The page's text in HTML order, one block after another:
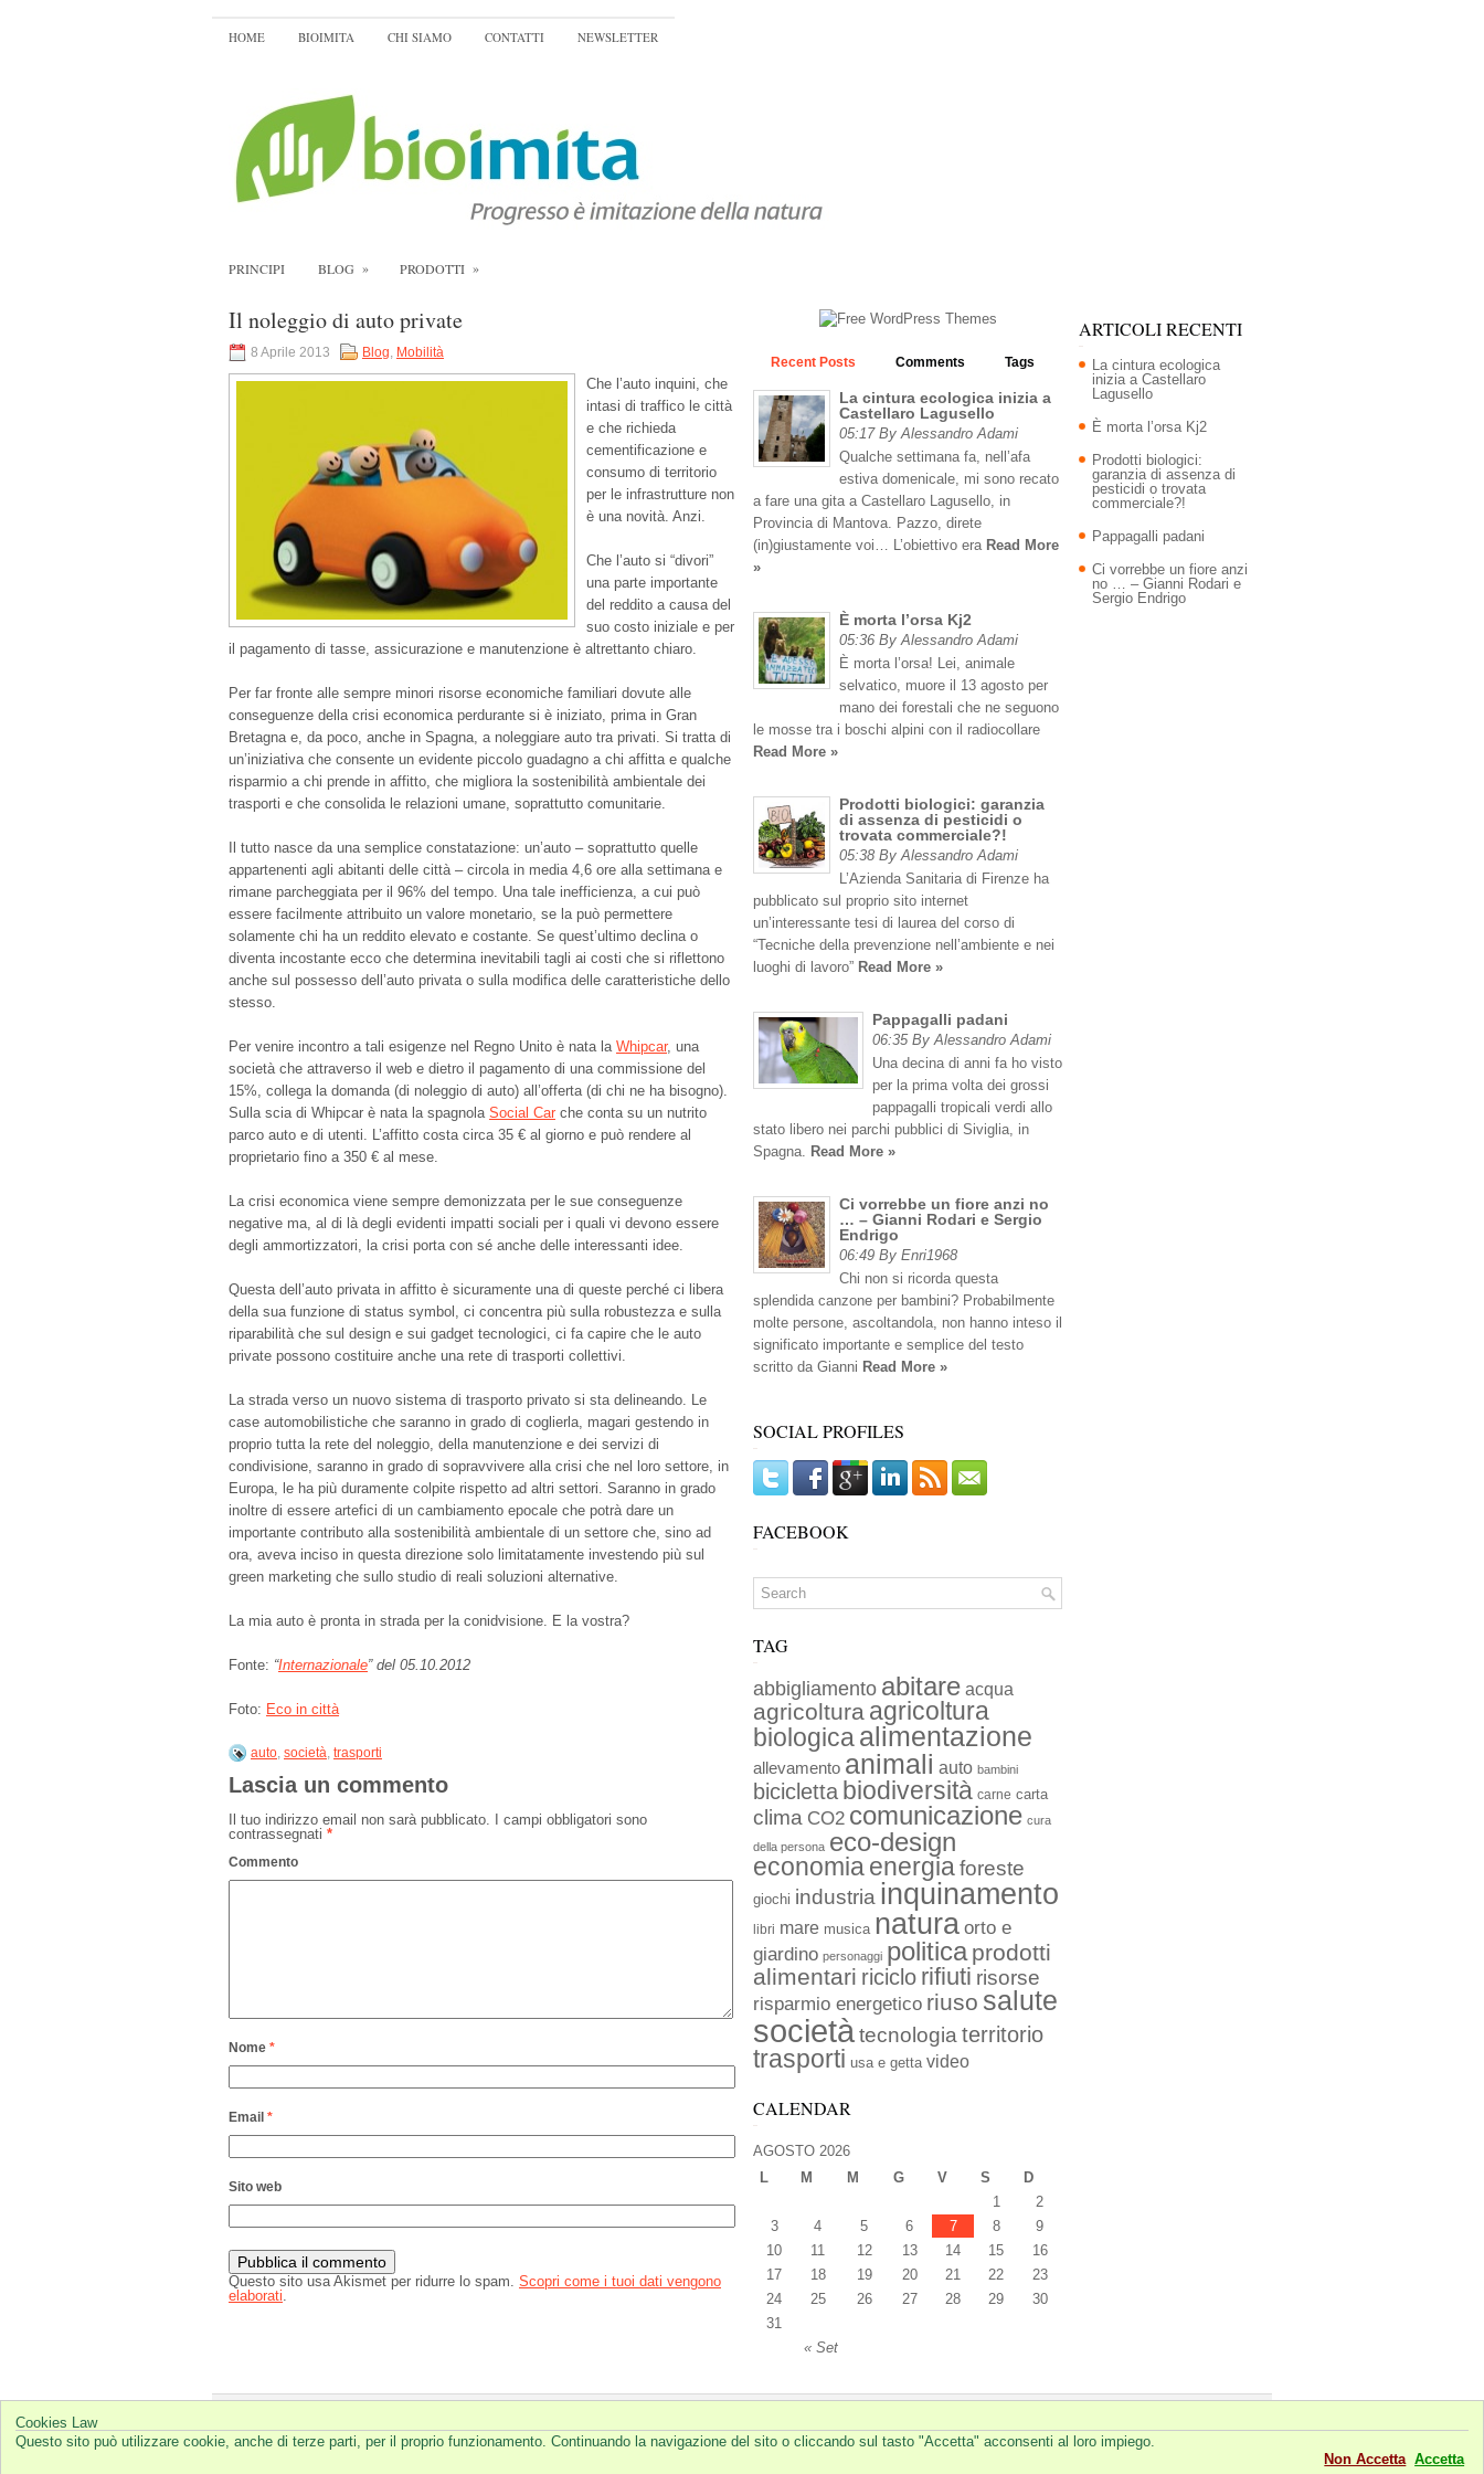
Cookies Law
Questo sito può utilizzare cookie, anche di terze parti, per il proprio funzionamento. Continuando la navigazione del sito o cliccando sul tasto "Accetta" acconsenti al loro impiego.
Non Accetta Accetta
HOME BIOIMITA CHI SIAMO CONTATTI NEWSLETTER
PRINCIPI BLOG » PRODOTTI »
Il noleggio di auto private
8 Aprile 2013 Blog, Mobilità
Che l’auto inquini, che
intasi di traffico le città
e che richieda
cementificazione e
consumo di territorio
per le infrastrutture non
è una novità. Anzi.
Che l’auto si “divori”
una parte importante
del reddito a causa del
suo costo iniziale e per
il pagamento di tasse, assicurazione e manutenzione è altrettanto chiaro.
Per far fronte alle sempre minori risorse economiche familiari dovute alle
conseguenze della crisi economica perdurante si è iniziato, prima in Gran
Bretagna e, da poco, anche in Spagna, a noleggiare auto tra privati. Si tratta di
un’iniziativa che consente un evidente piccolo guadagno a chi affitta e qualche
risparmio a chi prende in affitto, che migliora la sostenibilità ambientale dei
trasporti e che consolida le relazioni umane, soprattutto comunitarie.
Il tutto nasce da una semplice constatazione: un’auto – soprattutto quelle
appartenenti agli abitanti delle città – circola in media 4,6 ore alla settimana e
rimane parcheggiata per il 96% del tempo. Una tale inefficienza, a cui può
essere facilmente attribuito un valore monetario, se la può permettere
solamente chi ha un reddito elevato e costante. Se quest’ultimo declina o
diventa incostante ecco che determina inevitabili tagli ai costi che si riflettono
anche sul possesso dell’auto privata o sulla modifica delle caratteristiche dello
stesso.
Per venire incontro a tali esigenze nel Regno Unito è nata la Whipcar, una
società che attraverso il web e dietro il pagamento di una commissione del
15%, collega la domanda (di noleggio di auto) all’offerta (di chi ne ha bisogno).
Sulla scia di Whipcar è nata la spagnola Social Car che conta su un nutrito
parco auto e di utenti. L’affitto costa circa 35 € al giorno e può rendere al
proprietario fino a 350 € al mese.
La crisi economica viene sempre demonizzata per le sue conseguenze
negative ma, al di là degli evidenti impatti sociali per i quali vi devono essere
degli ammortizzatori, la crisi porta con sé anche delle interessanti idee.
Questa dell’auto privata in affitto è sicuramente una di queste perché ci libera
della sua funzione di status symbol, ci concentra più sulla robustezza e sulla
riparabilità che sul design e sui gadget tecnologici, ci fa capire che le auto
private possono costituire anche una rete di trasporti collettivi.
La strada verso un nuovo sistema di trasporto privato si sta delineando. Le
case automobilistiche che saranno in grado di coglierla, magari gestendo in
proprio tutta la rete del noleggio, della manutenzione e dei servizi di
condivisione, saranno in grado di sopravvivere alla crisi che nel loro settore, in
Europa, le ha più duramente colpite rispetto ad altri settori. Saranno in grado
inoltre di essere artefici di un cambiamento epocale che potrà dare un
importante contributo alla sostenibilità ambientale di un settore che, sino ad
ora, aveva inciso in questa direzione solo limitatamente investendo più sul
green marketing che sullo studio di reali soluzioni alternative.
La mia auto è pronta in strada per la conidvisione. E la vostra?
Fonte: “Internazionale” del 05.10.2012
Foto: Eco in città
auto, società, trasporti
Lascia un commento
Il tuo indirizzo email non sarà pubblicato. I campi obbligatori sono
contrassegnati *
Commento
Nome *
Email *
Sito web
Questo sito usa Akismet per ridurre lo spam. Scopri come i tuoi dati vengono
elaborati.
Recent Posts Comments Tags
La cintura ecologica inizia a
Castellaro Lagusello
05:17 By Alessandro Adami
Qualche settimana fa, nell’afa
estiva domenicale, mi sono recato
a fare una gita a Castellaro Lagusello, in
Provincia di Mantova. Pazzo, direte
(in)giustamente voi… L’obiettivo era Read More
»
È morta l’orsa Kj2
05:36 By Alessandro Adami
È morta l’orsa! Lei, animale
selvatico, muore il 13 agosto per
mano dei forestali che ne seguono
le mosse tra i boschi alpini con il radiocollare
Read More »
Prodotti biologici: garanzia
di assenza di pesticidi o
trovata commerciale?!
05:38 By Alessandro Adami
L’Azienda Sanitaria di Firenze ha
pubblicato sul proprio sito internet
un’interessante tesi di laurea del corso di
“Tecniche della prevenzione nell’ambiente e nei
luoghi di lavoro” Read More »
Pappagalli padani
06:35 By Alessandro Adami
Una decina di anni fa ho visto
per la prima volta dei grossi
pappagalli tropicali verdi allo
stato libero nei parchi pubblici di Siviglia, in
Spagna. Read More »
Ci vorrebbe un fiore anzi no
… – Gianni Rodari e Sergio
Endrigo
06:49 By Enri1968
Chi non si ricorda questa
splendida canzone per bambini? Probabilmente
molte persone, ascoltandola, non hanno inteso il
significato importante e semplice del testo
scritto da Gianni Read More »
SOCIAL PROFILES
FACEBOOK
TAG
abbigliamento abitare acqua
agricoltura agricoltura
biologica alimentazione
allevamento animali auto bambini
bicicletta biodiversità carne carta
clima CO2 comunicazione cura
della persona eco-design
economia energiaforeste
giochi industria inquinamento
libri mare musica natura orto e
giardino personaggi politica prodotti
alimentari riciclo rifiuti risorse
risparmio energetico riuso salute
societàtecnologia territorio
trasporti usa e getta video
CALENDAR
AGOSTO 2026
L
M M G V S D
« Set
1
2
3
4 5 6 7 8
9
10
11 12 13 14 15
16
17
18 19 20 21 22
23
24
25 26 27 28 29
30
31
ARTICOLI RECENTI
La cintura ecologica
inizia a Castellaro
Lagusello
È morta l’orsa Kj2
Prodotti biologici:
garanzia di assenza di
pesticidi o trovata
commerciale?!
Pappagalli padani
Ci vorrebbe un fiore anzi
no … – Gianni Rodari e
Sergio Endrigo
© 2026Bioimita Powered byWordPress